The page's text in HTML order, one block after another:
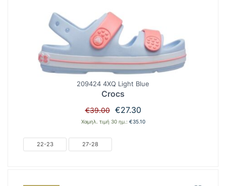
209424 4XQ Light Blue
Crocs
€39.00
Original
price
€27.30Η
τρέχουσα
Χαμηλ. τιμή 30 ημ.: €35.10
22-23 27-28